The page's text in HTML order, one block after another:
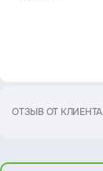
ОТЗЫВ ОТ КЛИЕНТА